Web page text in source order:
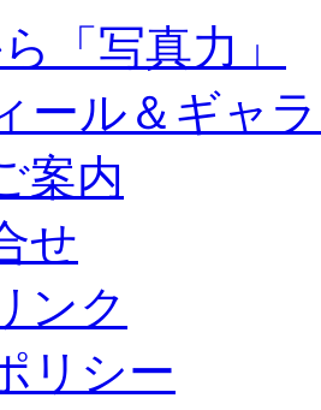
「写真力」
ール＆ギャ
案内
せ
ンク
リシー